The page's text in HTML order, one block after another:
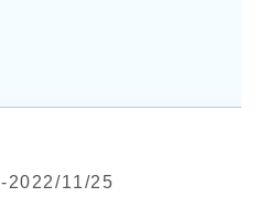
2022/11/25